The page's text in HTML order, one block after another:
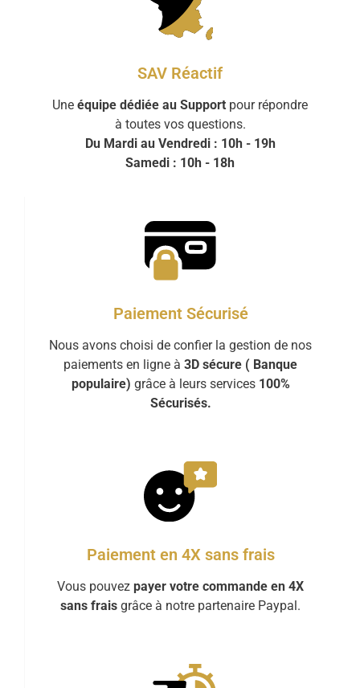
SAV Réactif
Une équipe dédiée au Support pour répondre
à toutes vos questions.
Du Mardi au Vendredi : 10h - 19h
Samedi : 10h - 18h
Paiement Sécurisé
Nous avons choisi de confier la gestion de nos
paiements en ligne à 3D sécure ( Banque
populaire) grâce à leurs services 100%
Sécurisés.
Paiement en 4X sans frais
Vous pouvez payer votre commande en 4X
sans frais grâce à notre partenaire Paypal.